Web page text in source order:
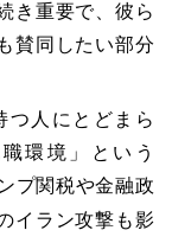
き重要で、彼ら
賛同したい部分
つ人にとどまら
環境」という
プ関税や金融政
イラン攻撃も影